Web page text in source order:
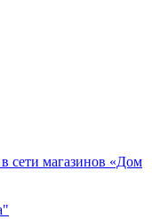
сети магазинов «Дом